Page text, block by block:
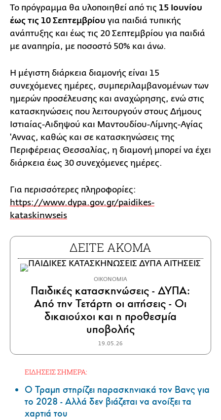
Το πρόγραμμα θα υλοποιηθεί από τις 15 Ιουνίου
έως τις 10 Σεπτεμβρίου για παιδιά τυπικής
ανάπτυξης και έως τις 20 Σεπτεμβρίου για παιδιά
με αναπηρία, με ποσοστό 50% και άνω.
Η μέγιστη διάρκεια διαμονής είναι 15
συνεχόμενες ημέρες, συμπεριλαμβανομένων των
ημερών προσέλευσης και αναχώρησης, ενώ στις
κατασκηνώσεις που λειτουργούν στους Δήμους
Ιστιαίας-Αιδηψού και Μαντουδίου-Λίμνης-Αγίας
'Αννας, καθώς και σε κατασκηνώσεις της
Περιφέρειας Θεσσαλίας, η διαμονή μπορεί να έχει
διάρκεια έως 30 συνεχόμενες ημέρες.
Για περισσότερες πληροφορίες:
https://www.dypa.gov.gr/paidikes-
kataskinwseis
ΔΕΙΤΕ ΑΚΟΜΑ
ΟΙΚΟΝΟΜΙΑ
Παιδικές κατασκηνώσεις - ΔΥΠΑ:
Από την Τετάρτη οι αιτήσεις - Οι
δικαιούχοι και η προθεσμία
υποβολής
19.05.26
ΕΙΔΗΣΕΙΣ ΣΗΜΕΡΑ:
Ο Τραμπ στηρίζει παρασκηνιακά τον Βανς για
το 2028 - Αλλά δεν βιάζεται να ανοίξει τα
χαρτιά του